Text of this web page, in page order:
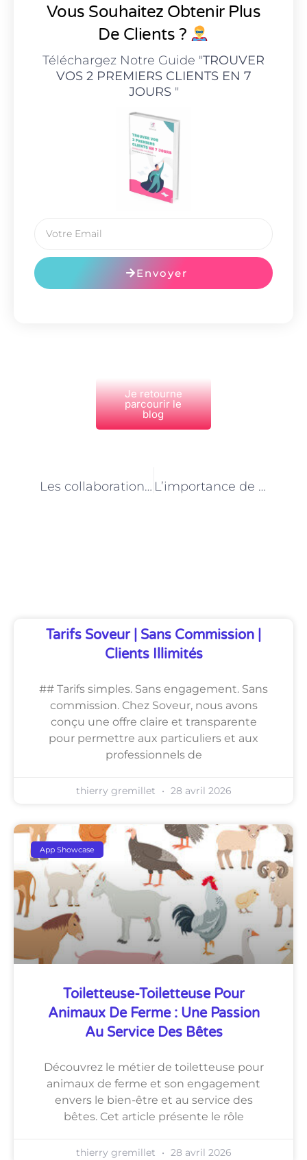
Vous Souhaitez Obtenir Plus
De Clients ?
Téléchargez Notre Guide "TROUVER
VOS 2 PREMIERS CLIENTS EN 7
JOURS"
Envoyer
Je retourne
parcourir le
blog
Les collaborations entre les spécialistes de l’alimentation animale à Paris et les vétérinaires L’importance de l’éthique dans le métier de spécialiste de l’alimentation animale à Paris
Tarifs Soveur | Sans Commission |
Clients Illimités
## Tarifs simples. Sans engagement. Sans
commission. Chez Soveur, nous avons
conçu une offre claire et transparente
pour permettre aux particuliers et aux
professionnels de
thierry gremillet 28 avril 2026
App Showcase
Toiletteuse-Toiletteuse Pour
Animaux De Ferme : Une Passion
Au Service Des Bêtes
Découvrez le métier de toiletteuse pour
animaux de ferme et son engagement
envers le bien-être et au service des
bêtes. Cet article présente le rôle
thierry gremillet 28 avril 2026